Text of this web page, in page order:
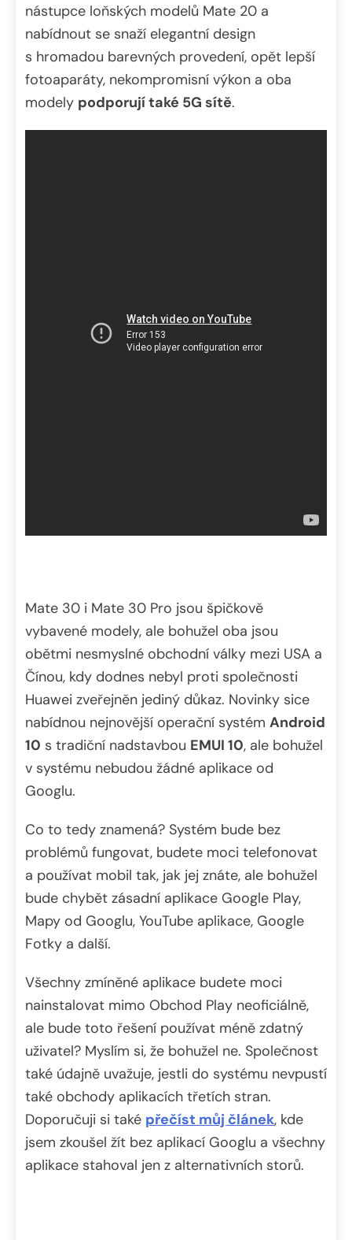
nástupce loňských modelů Mate 20 a
nabídnout se snaží elegantní design
s hromadou barevných provedení, opět lepší
fotoaparáty, nekompromisní výkon a oba
modely podporují také 5G sítě.
Mate 30 i Mate 30 Pro jsou špičkově
vybavené modely, ale bohužel oba jsou
obětmi nesmyslné obchodní války mezi USA a
Čínou, kdy dodnes nebyl proti společnosti
Huawei zveřejněn jediný důkaz. Novinky sice
nabídnou nejnovější operační systém Android
10 s tradiční nadstavbou EMUI 10, ale bohužel
v systému nebudou žádné aplikace od
Googlu.
Co to tedy znamená? Systém bude bez
problémů fungovat, budete moci telefonovat
a používat mobil tak, jak jej znáte, ale bohužel
bude chybět zásadní aplikace Google Play,
Mapy od Googlu, YouTube aplikace, Google
Fotky a další.
Všechny zmíněné aplikace budete moci
nainstalovat mimo Obchod Play neoficiálně,
ale bude toto řešení používat méně zdatný
uživatel? Myslím si, že bohužel ne. Společnost
také údajně uvažuje, jestli do systému nevpustí
také obchody aplikacích třetích stran.
Doporučuji si také přečíst můj článek, kde
jsem zkoušel žít bez aplikací Googlu a všechny
aplikace stahoval jen z alternativních storů.